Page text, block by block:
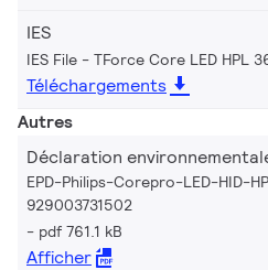
IES
IES File - TForce Core LED HPL
Téléchargements
Autres
Déclaration
EPD-Philips-Corepro-LED-HID-
929003731502
pdf 761.1 kB
Afficher